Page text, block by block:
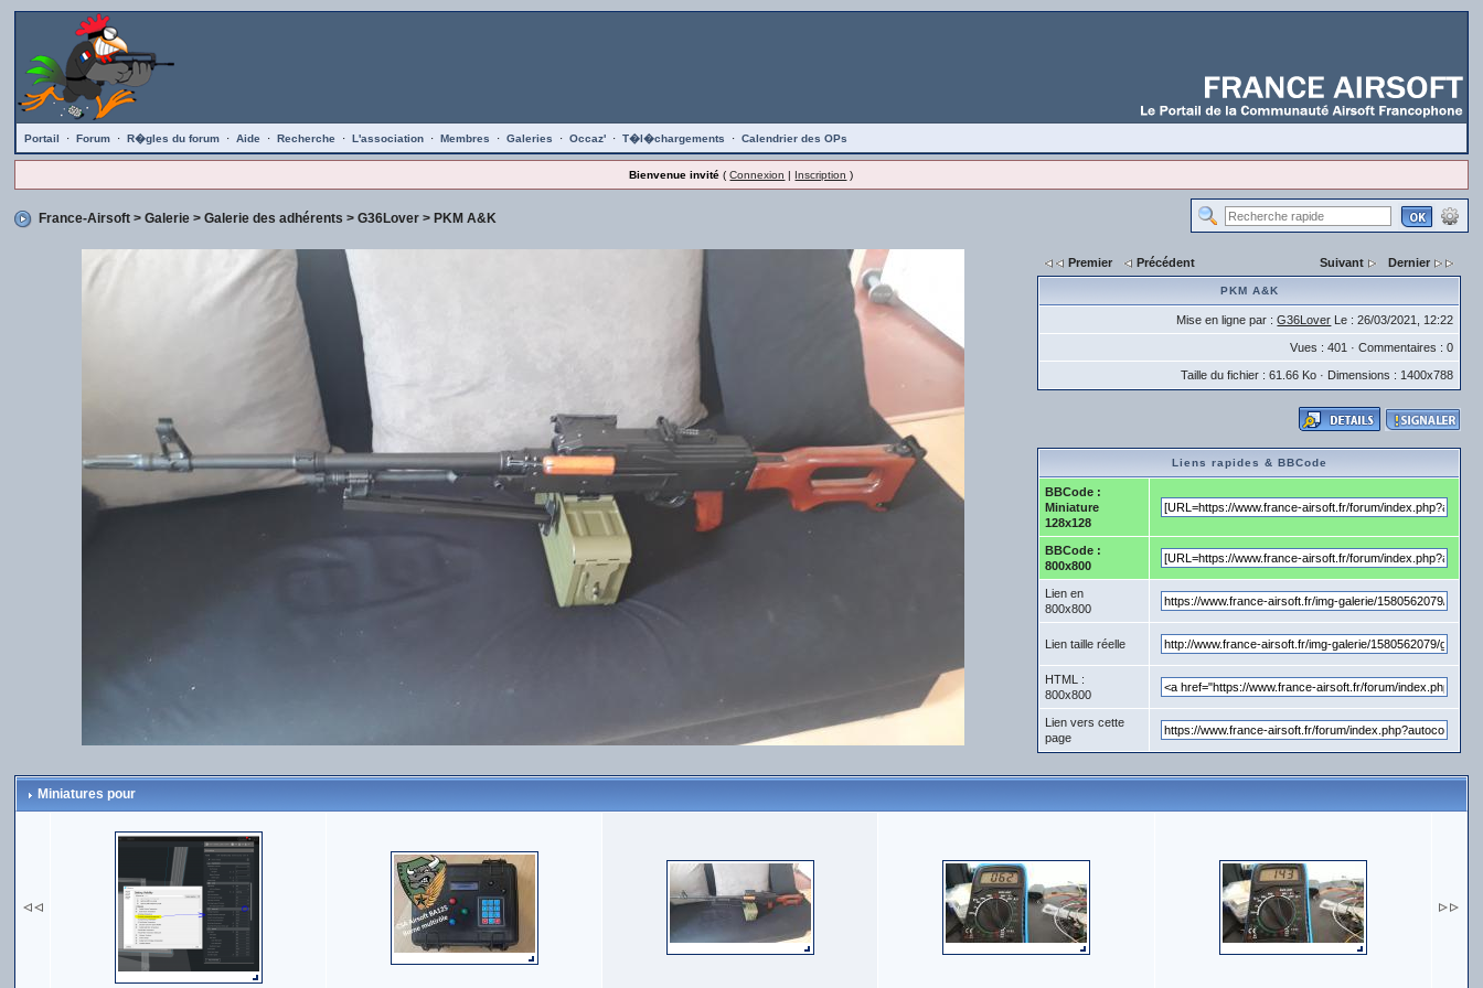
Portail · Forum · R�gles du forum · Aide · Recherche · L'association · Membres · Galeries · Occaz' · T�l�chargements · Calendrier des OPs
Bienvenue invité (Connexion | Inscription )
France-Airsoft >Galerie >Galerie des adhérents >G36Lover > PKM A&K
Premier Précédent Suivant Dernier
PKM A&K
Mise en ligne par :G36Lover Le : 26/03/2021, 12:22
Vues : 401 · Commentaires : 0
Taille du fichier : 61.66 Ko · Dimensions : 1400x788
Liens rapides & BBCode
BBCode :
Miniature
128x128
BBCode :
800x800
Lien en
800x800
Lien taille réelle
HTML :
800x800
Lien vers cette
page
Miniatures pour